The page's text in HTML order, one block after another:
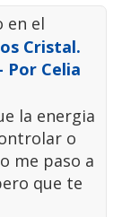
en el
Cristal.
Por Celia
la energia
o
me paso a
que te